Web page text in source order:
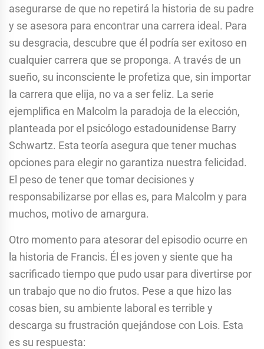
asegurarse de que no repetirá la historia de su padre
y se asesora para encontrar una carrera ideal. Para
su desgracia, descubre que él podría ser exitoso en
cualquier carrera que se proponga. A través de un
sueño, su inconsciente le profetiza que, sin importar
la carrera que elija, no va a ser feliz. La serie
ejemplifica en Malcolm la paradoja de la elección,
planteada por el psicólogo estadounidense Barry
Schwartz. Esta teoría asegura que tener muchas
opciones para elegir no garantiza nuestra felicidad.
El peso de tener que tomar decisiones y
responsabilizarse por ellas es, para Malcolm y para
muchos, motivo de amargura.
Otro momento para atesorar del episodio ocurre en
la historia de Francis. Él es joven y siente que ha
sacrificado tiempo que pudo usar para divertirse por
un trabajo que no dio frutos. Pese a que hizo las
cosas bien, su ambiente laboral es terrible y
descarga su frustración quejándose con Lois. Esta
es su respuesta: